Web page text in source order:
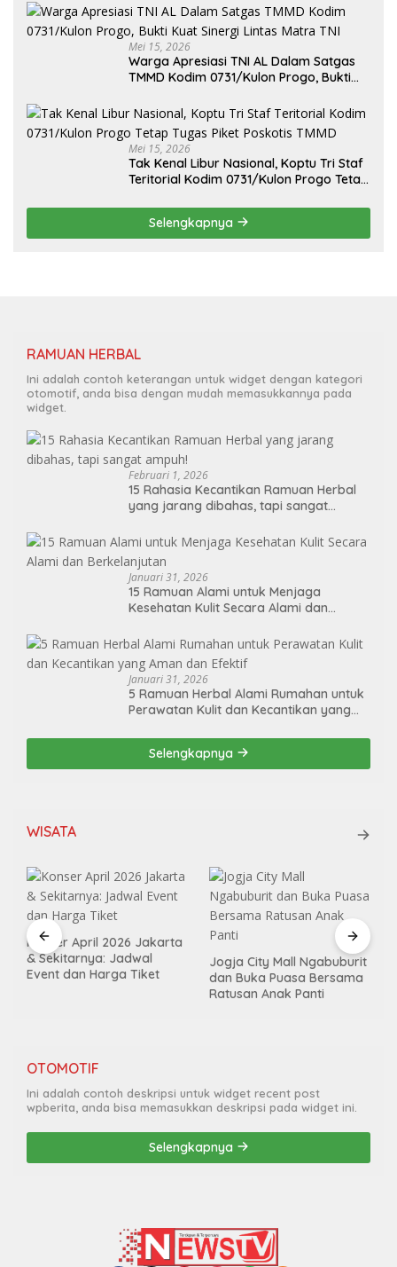
Mei 15, 2026
Warga Apresiasi TNI AL Dalam Satgas
TMMD Kodim 0731/Kulon Progo, Bukti
Mei 15, 2026
Tak Kenal Libur Nasional, Koptu Tri Staf
Teritorial Kodim 0731/Kulon Progo Tetap
Selengkapnya
RAMUAN HERBAL
Ini adalah contoh keterangan untuk widget dengan kategori
otomotif, anda bisa dengan mudah memasukkannya pada
widget.
Februari 1, 2026
15 Rahasia Kecantikan Ramuan Herbal
yang jarang dibahas, tapi sangat
Januari 31, 2026
15 Ramuan Alami untuk Menjaga
Kesehatan Kulit Secara Alami dan
Januari 31, 2026
5 Ramuan Herbal Alami Rumahan untuk
Perawatan Kulit dan Kecantikan yang
Selengkapnya
WISATA
Konser April 2026 Jakarta
& Sekitarnya: Jadwal
Event dan Harga Tiket
Jogja City Mall Ngabuburit
dan Buka Puasa Bersama
Ratusan Anak Panti
OTOMOTIF
Ini adalah contoh deskripsi untuk widget recent post
wpberita, anda bisa memasukkan deskripsi pada widget ini.
Selengkapnya